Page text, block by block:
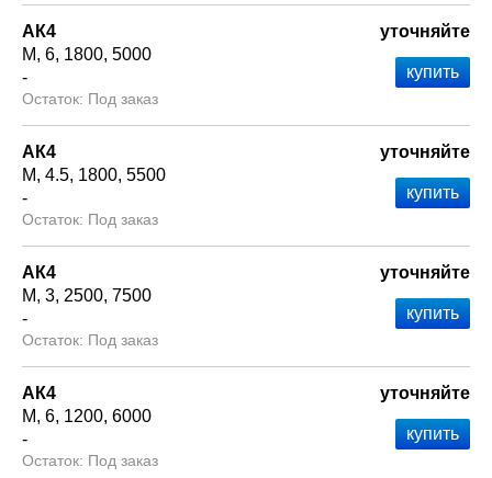
АК4
М 6 1800 5000
-
Под заказ
уточняйте
АК4
М 4.5 1800 5500
-
Под заказ
уточняйте
АК4
М 3 2500 7500
-
Под заказ
уточняйте
АК4
М 6 1200 6000
-
Под заказ
уточняйте